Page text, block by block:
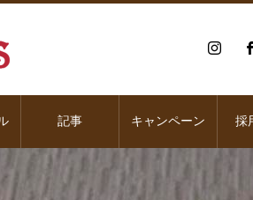
記事 キャンペーン 採